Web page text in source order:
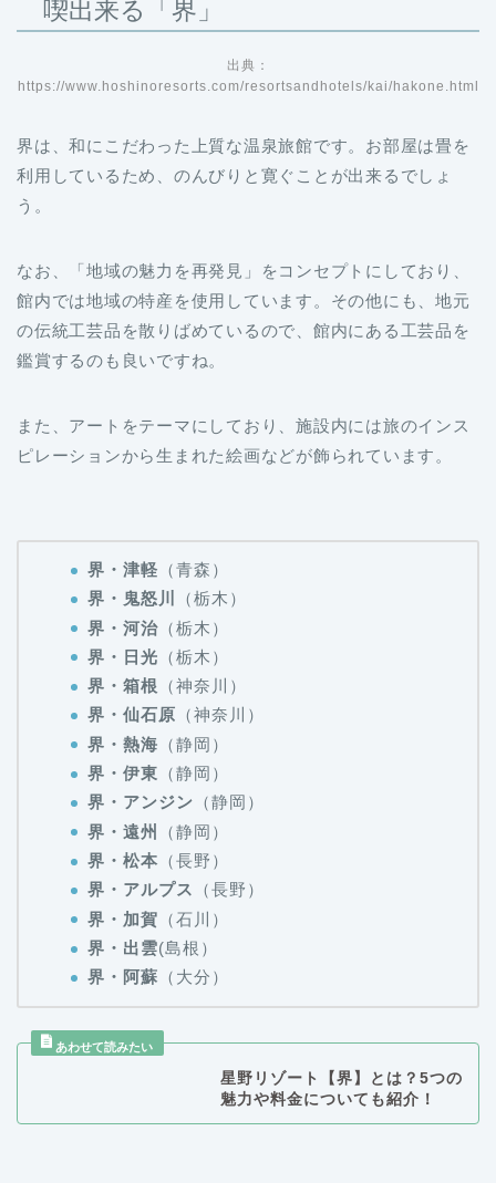
喫出来る「界」
出典：
https://www.hoshinoresorts.com/resortsandhotels/kai/hakone.html
界は、和にこだわった上質な温泉旅館です。お部屋は畳を
利用しているため、のんびりと寛ぐことが出来るでしょ
う。
なお、「地域の魅力を再発見」をコンセプトにしており、
館内では地域の特産を使用しています。その他にも、地元
の伝統工芸品を散りばめているので、館内にある工芸品を
鑑賞するのも良いですね。
また、アートをテーマにしており、施設内には旅のインス
ピレーションから生まれた絵画などが飾られています。
界・津軽 （青森）
界・鬼怒川
（栃木）
界・河治（栃木）
界・日光 （栃木）
界・箱根 （神奈川）
界・仙石原 （神奈川）
界・熱海 （静岡）
界・伊東 （静岡）
界・アンジン （静岡）
界・遠州
（静岡）
界・松本 （長野）
界・アルプス
（長野）
界・加賀 （石川）
界・出雲(島根）
界・阿蘇 （大分）
星野リゾート【界】とは？5つの
魅力や料金についても紹介！